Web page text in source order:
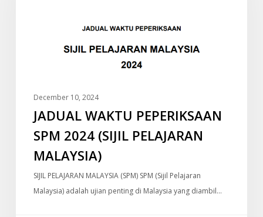
December 10, 2024
JADUAL WAKTU PEPERIKSAAN
SPM 2024 (SIJIL PELAJARAN
MALAYSIA)
SIJIL PELAJARAN MALAYSIA (SPM) SPM (Sijil Pelajaran
Malaysia) adalah ujian penting di Malaysia yang diambil…